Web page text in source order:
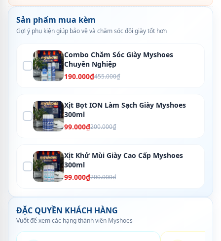
Sản phẩm mua kèm
Gợi ý phụ kiện giúp bảo vệ và chăm sóc đôi giày tốt hơn
Combo Chăm Sóc Giày Myshoes
Chuyên Nghiệp
190.000₫455.000₫
Xịt Bọt ION Làm Sạch Giày Myshoes
300ml
99.000₫200.000₫
Xịt Khử Mùi Giày Cao Cấp Myshoes
300ml
99.000₫200.000₫
ĐẶC QUYỀN KHÁCH HÀNG
Vuốt để xem các hạng thành viên Myshoes